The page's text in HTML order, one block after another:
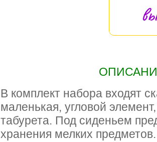
В комплект набора входят
маленькая, угловой
табурета. Под сиденьем
хранения мелких предметов.